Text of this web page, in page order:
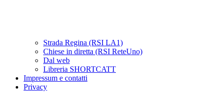
Strada Regina (RSI LA1)
Chiese in diretta (RSI ReteUno)
Dal web
Libreria SHORTCATT
Impressum e contatti
Privacy